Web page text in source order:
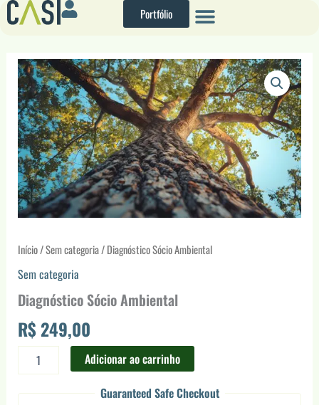
para
conteúdo
Portfólio
Início/Sem categoria/ Diagnóstico Sócio Ambiental
Sem categoria
Diagnóstico Sócio Ambiental
R$249,00
Diagnóstico
Sócio
Ambiental
quantidade
Adicionar ao carrinho
Guaranteed Safe Checkout